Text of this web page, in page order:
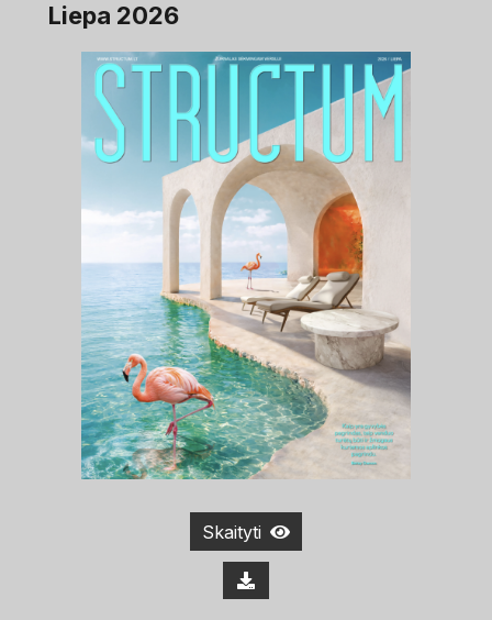
Liepa 2026
Skaityti